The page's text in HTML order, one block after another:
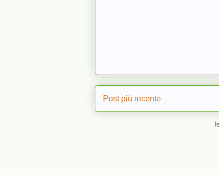
Post più recente